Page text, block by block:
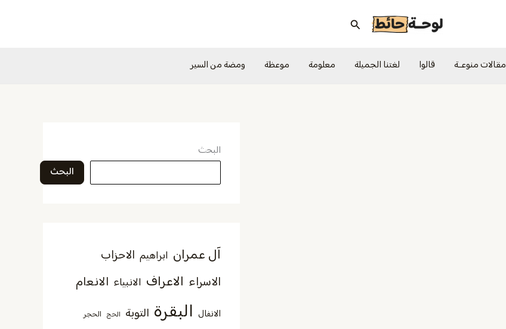
البحث
مقالات منوعــة قالوا لغتنا الجميلة معلومة موعظة ومضة من السير
البحث
البحث
آل عمران ابراهيم الاحزاب
الاسراء الاعراف الانبياء الانعام
الانفال البقرة التوبة الحج الحجر